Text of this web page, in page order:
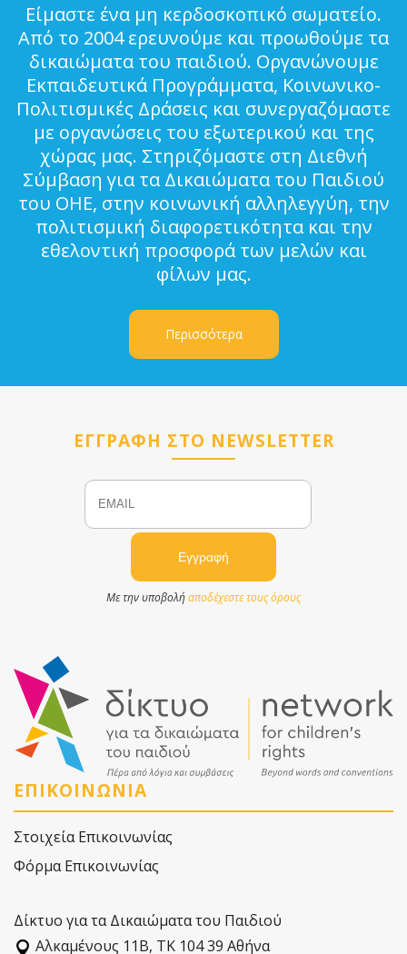
Είμαστε ένα μη κερδοσκοπικό σωματείο.
Από το 2004 ερευνούμε και προωθούμε τα
δικαιώματα του παιδιού. Οργανώνουμε
Εκπαιδευτικά Προγράμματα, Κοινωνικο-
Πολιτισμικές Δράσεις και συνεργαζόμαστε
με οργανώσεις του εξωτερικού και της
χώρας μας. Στηριζόμαστε στη Διεθνή
Σύμβαση για τα Δικαιώματα του Παιδιού
του ΟΗΕ, στην κοινωνική αλληλεγγύη, την
πολιτισμική διαφορετικότητα και την
εθελοντική προσφορά των μελών και
φίλων μας.
Περισσότερα
ΕΓΓΡΑΦΗ ΣΤΟ NEWSLETTER
Email
Με την υποβολήαποδέχεστε τους όρους
ΕΠΙΚΟΙΝΩΝΙΑ
Στοιχεία Επικοινωνίας
Φόρμα Επικοινωνίας
Δίκτυο για τα Δικαιώματα του Παιδιού
Αλκαµένους 11Β, ΤΚ 104 39 Αθήνα